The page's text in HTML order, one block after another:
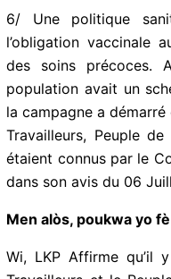
respiratoires, faites le
6/ Une politique
l’obligation vaccinale
des soins précoces.
population avait un
que la campagne a
Travailleurs, Peuple de
état dans son avis du
Men alòs, poukwa yo